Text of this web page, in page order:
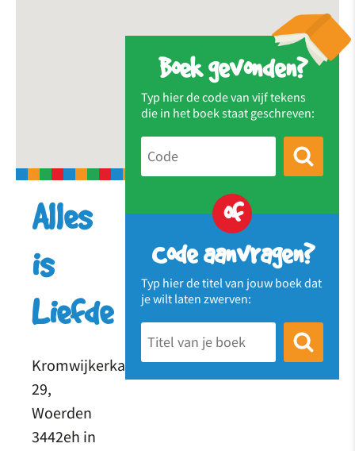
Boek gevonden?
Typ hier de code van vijf tekens
die in het boek staat geschreven:
of
Code aanvragen?
Typ hier de titel van jouw boek dat
je wilt laten zwerven:
Alles
is
Liefde
Kromwijkerkade
29,
Woerden
3442eh in